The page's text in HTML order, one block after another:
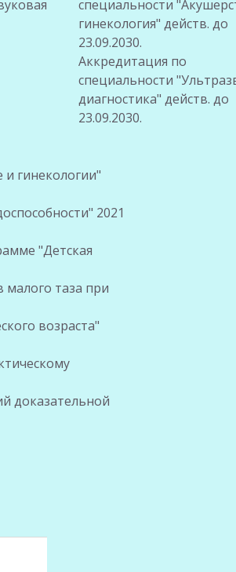
специальности
гинекология" действ. до
23.09.2030.
Аккредитация по
специальности
диагностика" действ. до
23.09.2030.
гинекологии"
2021
"Детская
таза при
возраста"
доказательной